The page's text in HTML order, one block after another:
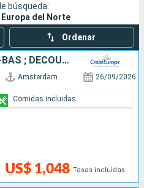
Buscar
búsqueda:
del Norte
Ordenar
PETITS BIJOUX DES PAYS-BAS ; DÉCOUVREZ DES TRÉSORS CACHÉS AU CHARME UNIQUE
Amsterdam 26/09/2026
US$ 1,048 Tasas incluidas
Comidas incluidas